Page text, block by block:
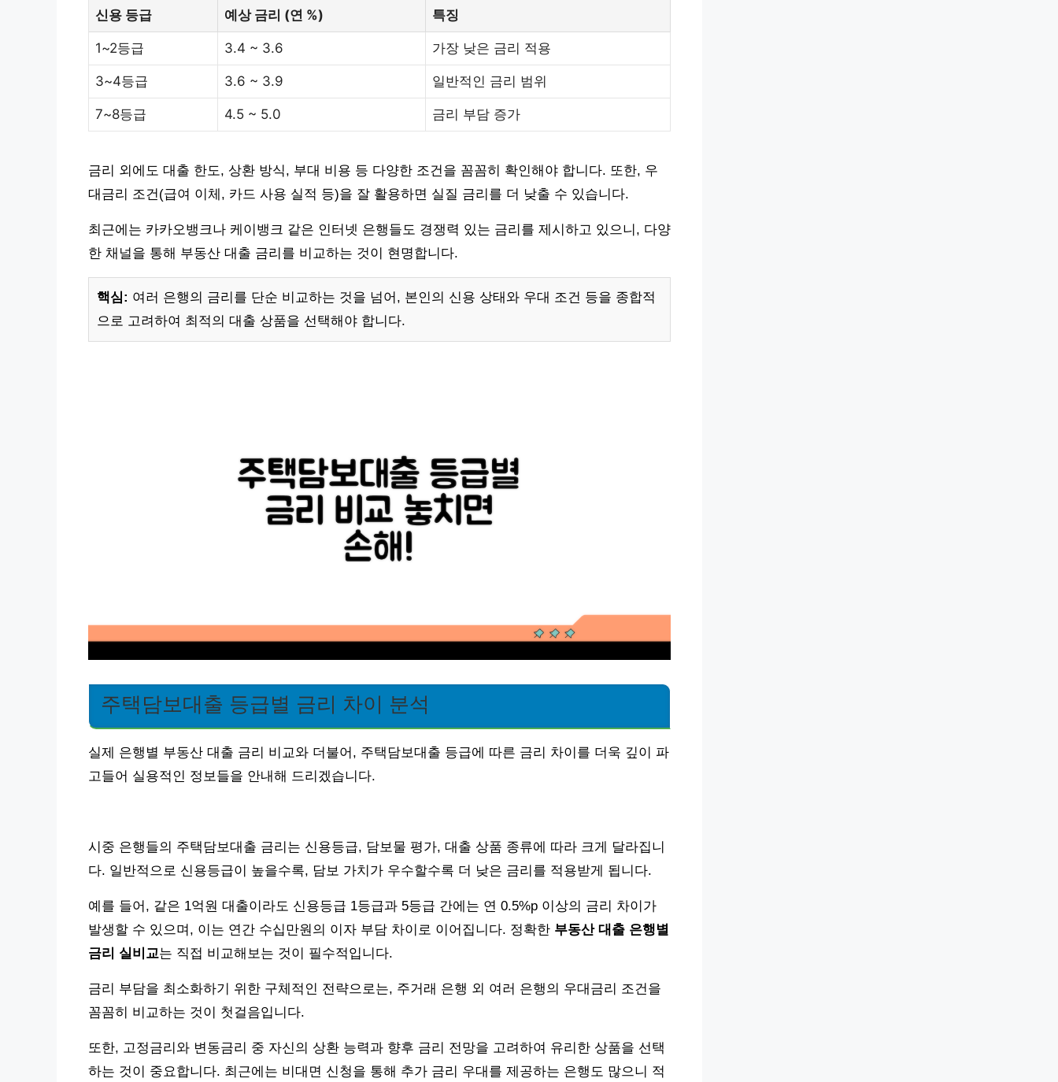
신용 등급 예상 금리 (연 %) 특징
1~2등급 3.4 ~ 3.6 가장 낮은 금리 적용
3~4등급 3.6 ~ 3.9 일반적인 금리 범위
7~8등급 4.5 ~ 5.0 금리 부담 증가
금리 외에도 대출 한도, 상환 방식, 부대 비용 등 다양한 조건을 꼼꼼히 확인해야 합니다. 또한, 우
대금리 조건(급여 이체, 카드 사용 실적 등)을 잘 활용하면 실질 금리를 더 낮출 수 있습니다.
최근에는 카카오뱅크나 케이뱅크 같은 인터넷 은행들도 경쟁력 있는 금리를 제시하고 있으니, 다양
한 채널을 통해 부동산 대출 금리를 비교하는 것이 현명합니다.
핵심: 여러 은행의 금리를 단순 비교하는 것을 넘어, 본인의 신용 상태와 우대 조건 등을 종합적
으로 고려하여 최적의 대출 상품을 선택해야 합니다.
주택담보대출 등급별 금리 차이 분석
실제 은행별 부동산 대출 금리 비교와 더불어, 주택담보대출 등급에 따른 금리 차이를 더욱 깊이 파
고들어 실용적인 정보들을 안내해 드리겠습니다.
시중 은행들의 주택담보대출 금리는 신용등급, 담보물 평가, 대출 상품 종류에 따라 크게 달라집니
다. 일반적으로 신용등급이 높을수록, 담보 가치가 우수할수록 더 낮은 금리를 적용받게 됩니다.
예를 들어, 같은 1억원 대출이라도 신용등급 1등급과 5등급 간에는 연 0.5%p 이상의 금리 차이가
발생할 수 있으며, 이는 연간 수십만원의 이자 부담 차이로 이어집니다. 정확한 부동산 대출 은행별
금리 실비교는 직접 비교해보는 것이 필수적입니다.
금리 부담을 최소화하기 위한 구체적인 전략으로는, 주거래 은행 외 여러 은행의 우대금리 조건을
꼼꼼히 비교하는 것이 첫걸음입니다.
또한, 고정금리와 변동금리 중 자신의 상환 능력과 향후 금리 전망을 고려하여 유리한 상품을 선택
하는 것이 중요합니다. 최근에는 비대면 신청을 통해 추가 금리 우대를 제공하는 은행도 많으니 적